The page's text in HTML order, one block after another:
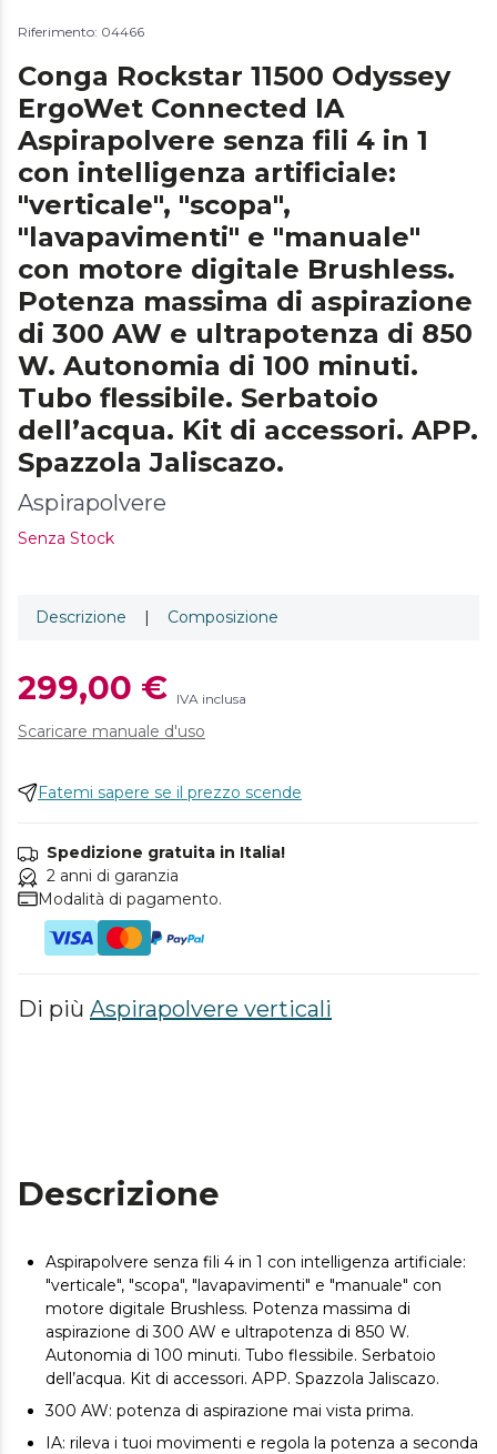
Riferimento: 04466
Conga Rockstar 11500 Odyssey
ErgoWet Connected IA
Aspirapolvere senza fili 4 in 1
con intelligenza artificiale:
"verticale", "scopa",
"lavapavimenti" e "manuale"
con motore digitale Brushless.
Potenza massima di aspirazione
di 300 AW e ultrapotenza di 850
W. Autonomia di 100 minuti.
Tubo flessibile. Serbatoio
dell’acqua. Kit di accessori. APP.
Spazzola Jaliscazo.
Aspirapolvere
Senza Stock
Descrizione | Composizione
299,00 € IVA inclusa
Scaricare manuale d'uso
Fatemi sapere se il prezzo scende
Spedizione gratuita in Italia!
2 anni di garanzia
Modalità di pagamento.
Di più Aspirapolvere verticali
Descrizione
Aspirapolvere senza fili 4 in 1 con intelligenza artificiale:
"verticale", "scopa", "lavapavimenti" e "manuale" con
motore digitale Brushless. Potenza massima di
aspirazione di 300 AW e ultrapotenza di 850 W.
Autonomia di 100 minuti. Tubo flessibile. Serbatoio
dell’acqua. Kit di accessori. APP. Spazzola Jaliscazo.
300 AW: potenza di aspirazione mai vista prima.
IA: rileva i tuoi movimenti e regola la potenza a seconda